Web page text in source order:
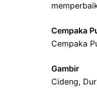
Cempaka
Cempaka
Gambir
Cideng,